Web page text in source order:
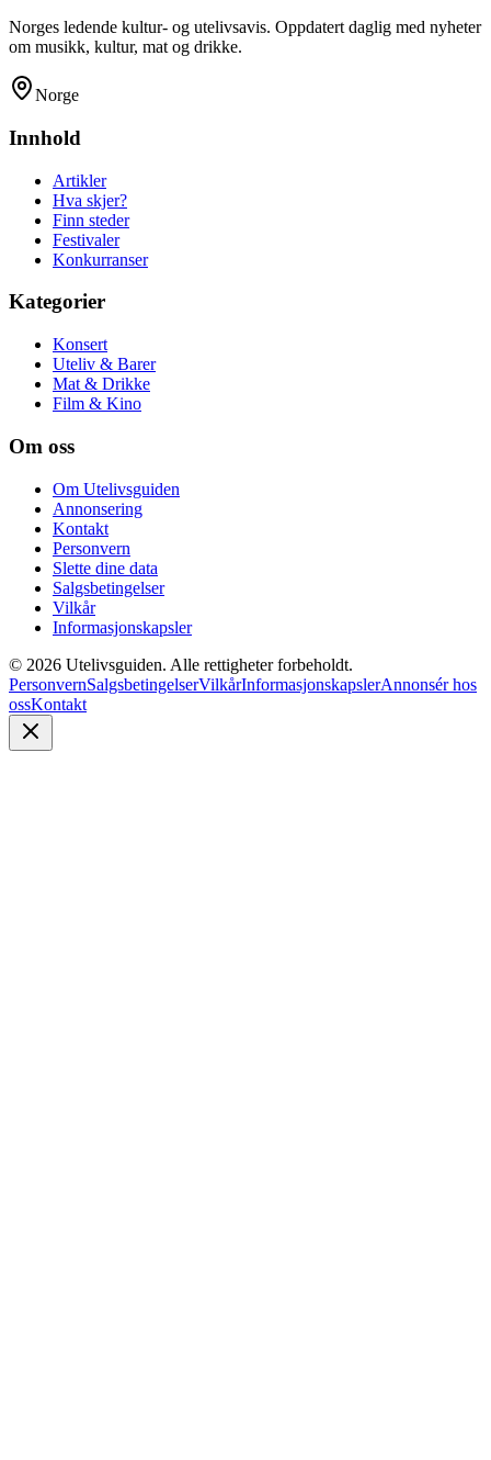
Norges ledende kultur- og utelivsavis. Oppdatert daglig med nyheter
om musikk, kultur, mat og drikke.
Norge
Innhold
Artikler
Hva skjer?
Finn steder
Festivaler
Konkurranser
Kategorier
Konsert
Uteliv & Barer
Mat & Drikke
Film & Kino
Om oss
Om Utelivsguiden
Annonsering
Kontakt
Personvern
Slette dine data
Salgsbetingelser
Vilkår
Informasjonskapsler
© 2026 Utelivsguiden. Alle rettigheter forbeholdt.
PersonvernSalgsbetingelserVilkårInformasjonskapslerAnnonsér hos
ossKontakt